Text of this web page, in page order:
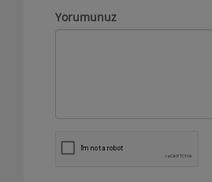
Yorumunuz